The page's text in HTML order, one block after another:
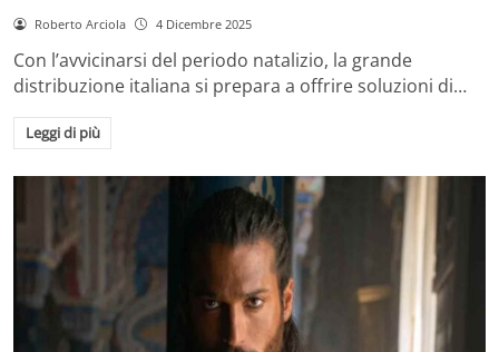
Roberto Arciola 4 Dicembre 2025
Con l’avvicinarsi del periodo natalizio, la grande
distribuzione italiana si prepara a offrire soluzioni di…
Leggi di più